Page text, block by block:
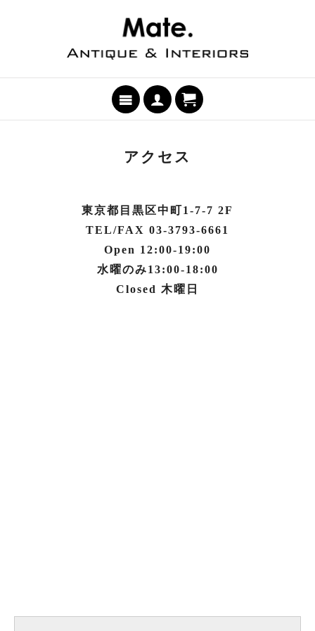
アクセス
東京都目黒区中町1-7-7 2F
TEL/FAX 03-3793-6661
Open 12:00-19:00
水曜のみ13:00-18:00
Closed 木曜日